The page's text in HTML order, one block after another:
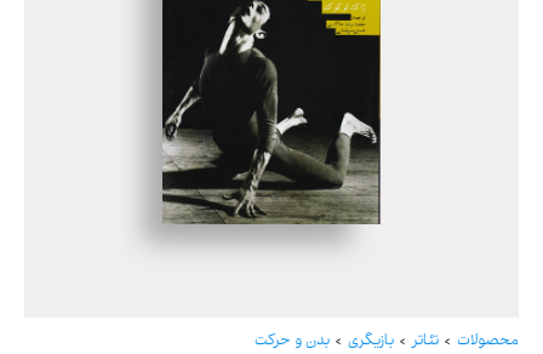
محصولات تئاتر بازیگری بدن و حرکت
آموزش و آفرینش تئاتری بدن شاعرانه 1472